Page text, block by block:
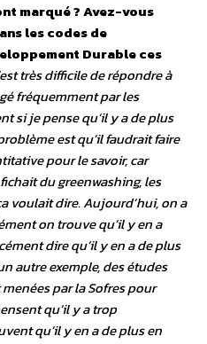
marqué ? Avez-vous
les codes de
Durable ces
très difficile de répondre à
fréquemment par les
si je pense qu’il y a de plus
est qu’il faudrait faire
pour le savoir, car
du greenwashing, les
voulait dire. Aujourd’hui, on a
on trouve qu’il y en a
dire qu’il y en a de plus
autre exemple, des études
par la Sofres pour
qu’il y a trop
qu’il y en a de plus en